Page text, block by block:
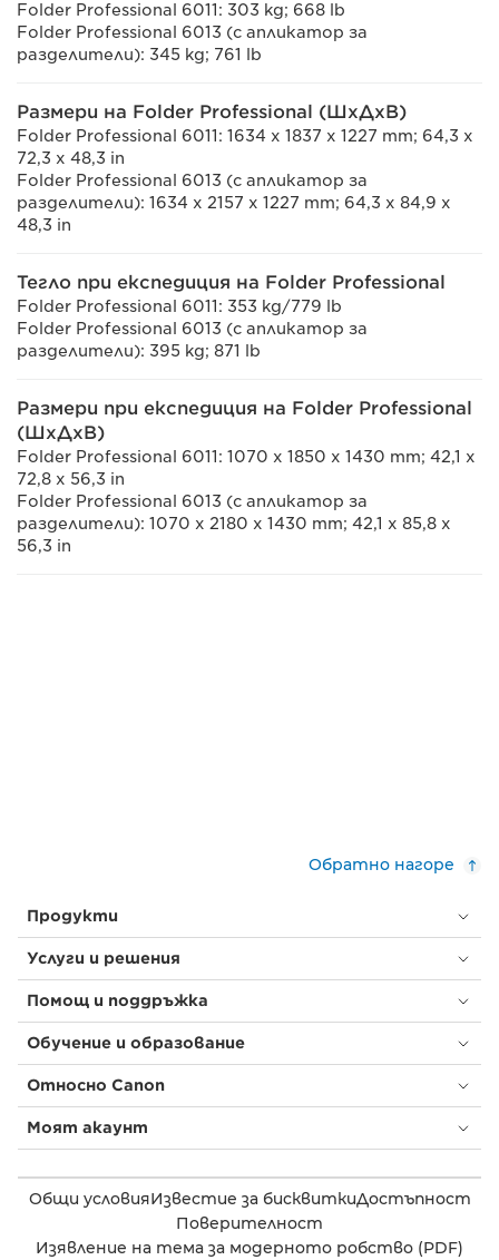
Folder Professional 6011: 303 kg; 668 lb
Folder Professional 6013 (с апликатор за
разделители): 345 kg; 761 lb
Размери на Folder Professional (ШxДxВ)
Folder Professional 6011: 1634 x 1837 x 1227 mm; 64,3 x
72,3 x 48,3 in
Folder Professional 6013 (с апликатор за
разделители): 1634 x 2157 x 1227 mm; 64,3 x 84,9 x
48,3 in
Тегло при експедиция на Folder Professional
Folder Professional 6011: 353 kg/779 lb
Folder Professional 6013 (с апликатор за
разделители): 395 kg; 871 lb
Размери при експедиция на Folder Professional
(ШxДxВ)
Folder Professional 6011: 1070 x 1850 x 1430 mm; 42,1 x
72,8 x 56,3 in
Folder Professional 6013 (с апликатор за
разделители): 1070 x 2180 x 1430 mm; 42,1 x 85,8 x
56,3 in
Обратно нагоре
Продукти
Услуги и решения
Помощ и поддръжка
Обучение и образование
Относно Canon
Моят акаунт
Общи условияИзвестие за бисквиткиДостъпност
Поверителност
Изявление на тема за модерното робство (PDF)